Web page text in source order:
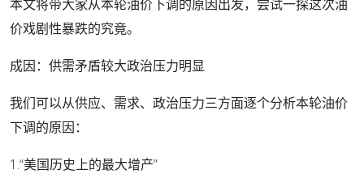
本文将带大家从本轮油价下调的原因出发，尝试一探这次油
价戏剧性暴跌的究竟。
成因：供需矛盾较大政治压力明显
我们可以从供应、需求、政治压力三方面逐个分析本轮油价
下调的原因：
1.“美国历史上的最大增产”